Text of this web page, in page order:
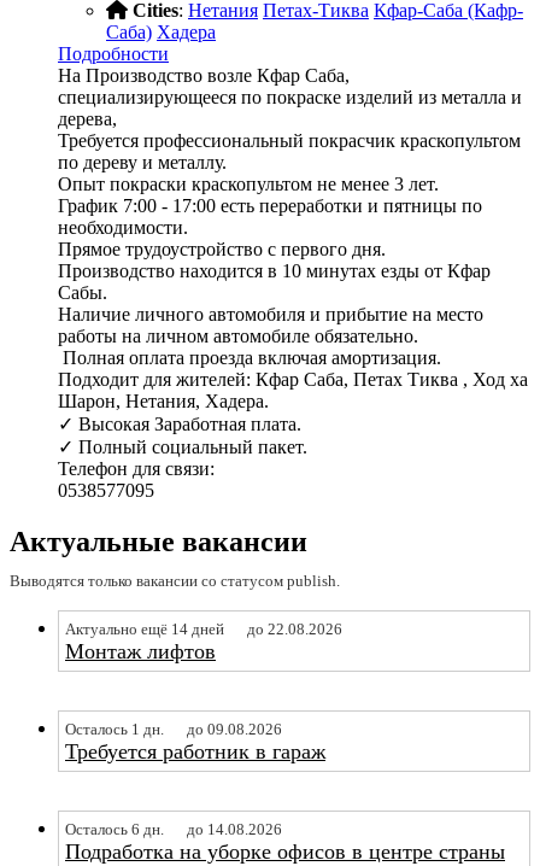
Cities: Нетания Петах-Тиква Кфар-Саба (Кафр-
Саба) Хадера
Подробности
На Производство возле Кфар Саба,
специализирующееся по покраске изделий из металла и
дерева,
Требуется профессиональный покрасчик краскопультом
по дереву и металлу.
Опыт покраски краскопультом не менее 3 лет.
График 7:00 - 17:00 есть переработки и пятницы по
необходимости.
Прямое трудоустройство с первого дня.
Производство находится в 10 минутах езды от Кфар
Сабы.
Наличие личного автомобиля и прибытие на место
работы на личном автомобиле обязательно.
Полная оплата проезда включая амортизация.
Подходит для жителей: Кфар Саба, Петах Тиква , Ход ха
Шарон, Нетания, Хадера.
✓ Высокая Заработная плата.
✓ Полный социальный пакет.
Телефон для связи:
0538577095
Актуальные вакансии
Выводятся только вакансии со статусом publish.
Актуально ещё 14 дней до 22.08.2026
Монтаж лифтов
Осталось 1 дн. до 09.08.2026
Требуется работник в гараж
Осталось 6 дн. до 14.08.2026
Подработка на уборке офисов в центре страны